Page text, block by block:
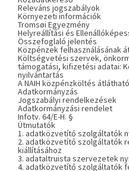
Releváns jogszabályok
Környezeti információk
Tromsøi Egyezmény
Helyreállítási és
Összefoglaló jelentés
Közpénzek felhasználásának
Költségvetési szervek,
támogatási, kifizetési adatai:
nyilvántartás
A NAIH közpénzköltés
Adatkormányzás
Jogszabályi rendelkezések
Adatkormányzási rendelet
Infotv. 64/E-H. §
Útmutatók
1. adatközvetítő szolgáltatók
2. adatközvetítő szolgáltatók
kiállításához
3. adataltruista szervezetek
4. adatközvetítő szolgáltatók